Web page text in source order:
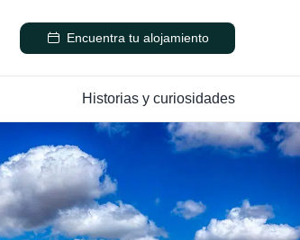
Encuentra tu alojamiento
Historias y curiosidades